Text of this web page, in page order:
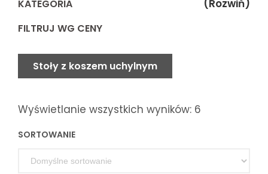
KATEGORIA (Rozwiń)
FILTRUJ WG CENY
Stoły z koszem uchylnym
Wyświetlanie wszystkich wyników: 6
SORTOWANIE